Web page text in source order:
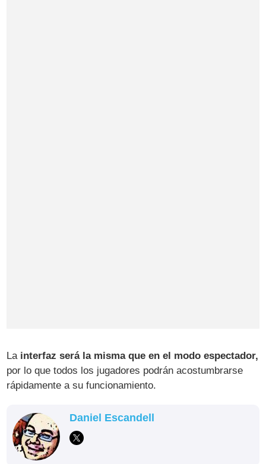
Lainterfaz será la misma que en el modo espectador,
por lo que todos los jugadores podrán acostumbrarse
rápidamente a su funcionamiento.
Daniel Escandell